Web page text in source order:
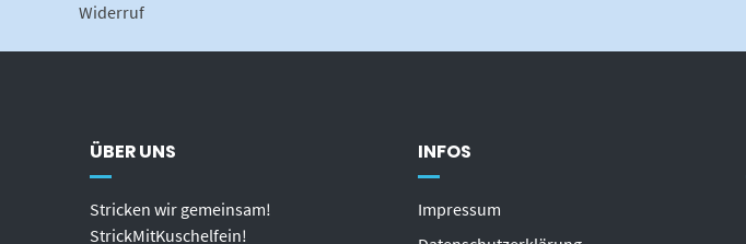
Widerruf
ÜBER UNS
Stricken wir gemeinsam!
StrickMitKuschelfein!
INFOS
Impressum